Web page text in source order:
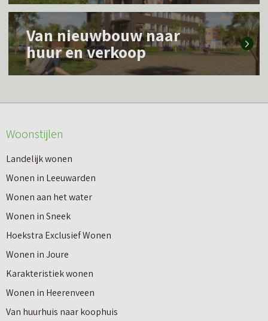
s
m
e
o
e
r
I
n
8
s
t
a
p
p
L
e
s
e
o
v
e
r
V
a
n
n
Van nieuwbouw naar
huur en verkoop
Woonstijlen
Landelijk wonen
Wonen in Leeuwarden
Wonen aan het water
Wonen in Sneek
Hoekstra Exclusief Wonen
Wonen in Joure
Karakteristiek wonen
Wonen in Heerenveen
Van huurhuis naar koophuis